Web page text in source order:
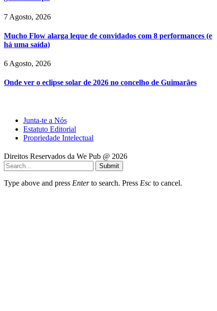
7 Agosto, 2026
Mucho Flow alarga leque de convidados com 8 performances (e
há uma saída)
6 Agosto, 2026
Onde ver o eclipse solar de 2026 no concelho de Guimarães
Junta-te a Nós
Estatuto Editorial
Propriedade Intelectual
Direitos Reservados da We Pub @ 2026
Submit
Type above and press Enterto search. Press Esc to cancel.